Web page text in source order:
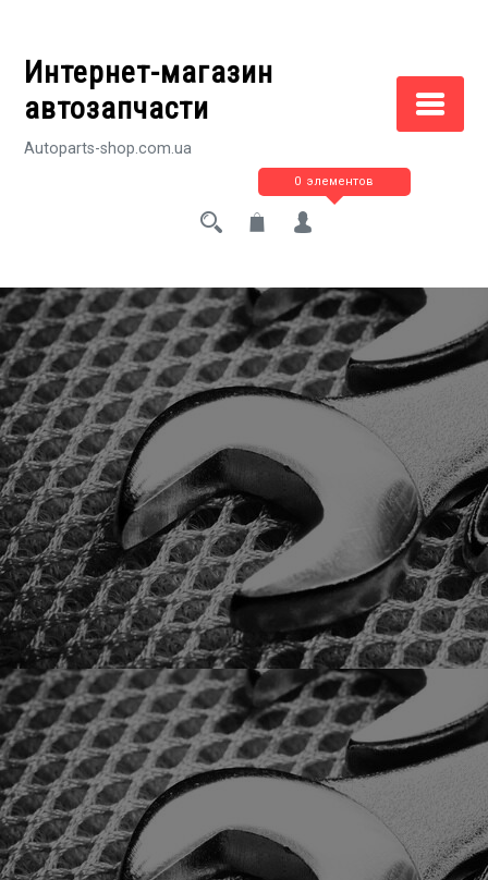
содержимому
Интернет-магазин
автозапчасти
Autoparts-shop.com.ua
0 элементов